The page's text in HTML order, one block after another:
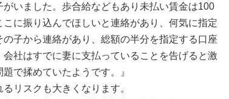
がいました。歩合給などもあり未払い賃金は100
に振り込んでほしいと連絡があり、何気に指定
子から連絡があり、総額の半分を指定する口座
社はすでに妻に支払っていることを告げると激
で揉めていたようです。』
リスクも大きくなります。